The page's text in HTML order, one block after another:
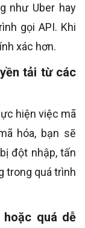
như Uber hay
gọi API. Khi
xác hơn.
tải từ các
hiện việc mã
hóa, bạn sẽ
đột nhập, tấn
trong quá trình
quá dễ